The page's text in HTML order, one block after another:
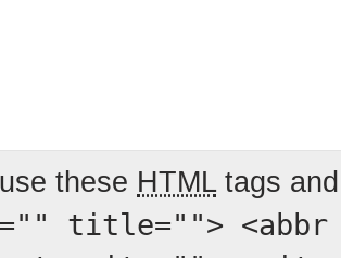
these HTMLtags
title="">